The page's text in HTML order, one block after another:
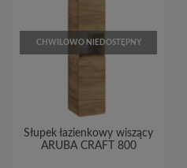
CHWILOWO NIEDOSTĘPNY
Słupek łazienkowy wiszący
ARUBA CRAFT 800